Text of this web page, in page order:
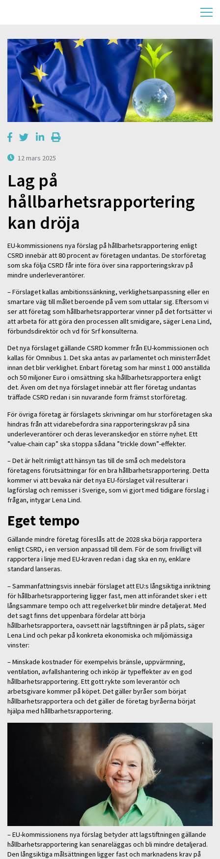
12 mars 2025
Lag på
hållbarhetsrapportering
kan dröja
EU-kommissionens nya förslag på hållbarhetsrapportering enligt
CSRD innebär att 80 procent av företagen undantas. De storföretag
som ska följa CSRD får inte föra över sina rapporteringskrav på
mindre underleverantörer.
– Förslaget kallas ambitionssänkning, verklighetsanpassning eller en
smartare väg till målet beroende på vem som uttalar sig. Eftersom vi
ser att företag som hållbarhetsrapporterar vinner på det fortsätter vi
att arbeta för att göra den processen allt smidigare, säger Lena Lind,
förbundsdirektör och vd för Srf konsulterna.
Det nya förslaget gällande CSRD kommer från EU-kommissionen och
kallas för Omnibus 1. Det ska antas av parlamentet och ministerrådet
innan det blir verklighet. Enbart företag som har minst 1 000 anställda
och 50 miljoner Euro i omsättning ska hållbarhetsrapportera enligt
det. Även om det nya förslaget innebär att fler företag undantas
träffade CSRD redan i sin nuvarande form främst storföretag.
För övriga företag är förslagets skrivningar om hur storföretagen ska
hindras från att vidarebefordra sina rapporteringskrav på sina
underleverantörer och deras leveranskedjor en större nyhet. Ett
”value-chain cap” ska stoppa sådana ”trickle down”-effekter.
– Det är helt rimligt att hänsyn tas till de små och medelstora
företagens förutsättningar för en bra hållbarhetsrapportering. Detta
kommer vi att bevaka när det nya EU-förslaget väl resulterar i
lagförslag och remisser i Sverige, som vi gjort med tidigare förslag i
frågan, intygar Lena Lind.
Eget tempo
Gällande mindre företag föreslås att de 2028 ska börja rapportera
enligt CSRD, i en version anpassad till dem. För de som frivilligt vill
rapportera i linje med EU-kraven redan i dag ska en ny, enklare
standard lanseras.
– Sammanfattningsvis innebär förslaget att EU:s långsiktiga inriktning
för hållbarhetsrapportering ligger fast, men att införandet sker i ett
långsammare tempo och att regelverket blir mindre detaljerat. Med
det sagt finns det uppenbara fördelar att börja
hållbarhetsrapportera, oavsett när lagstiftningen är på plats, säger
Lena Lind och pekar på konkreta ekonomiska och miljömässiga
vinster:
– Minskade kostnader för exempelvis bränsle, uppvärmning,
ventilation, avfallshantering och inköp är typeffekter av en god
hållbarhetsrapportering. Ett gott rykte som leverantör och
arbetsgivare kommer på köpet. Det gäller byråer som börjat
hållbarhetsrapportera och det gäller de företag byråerna börjat
hjälpa med hållbarhetsrapportering.
– EU-kommissionens nya förslag betyder att lagstiftningen gällande
hållbarhetsrapportering kan senareläggas och bli mindre detaljerad.
Den långsiktiga målsättningen ligger fast och marknadens krav på